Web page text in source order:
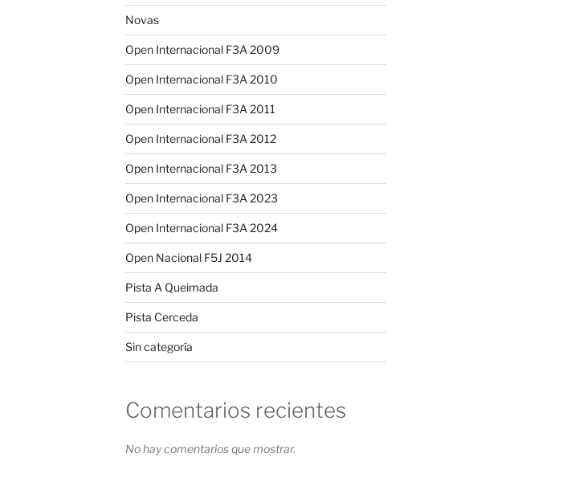
Novas
Open Internacional F3A 2009
Open Internacional F3A 2010
Open Internacional F3A 2011
Open Internacional F3A 2012
Open Internacional F3A 2013
Open Internacional F3A 2023
Open Internacional F3A 2024
Open Nacional F5J 2014
Pista A Queimada
Pista Cerceda
Sin categoría
Comentarios recientes
No hay comentarios que mostrar.